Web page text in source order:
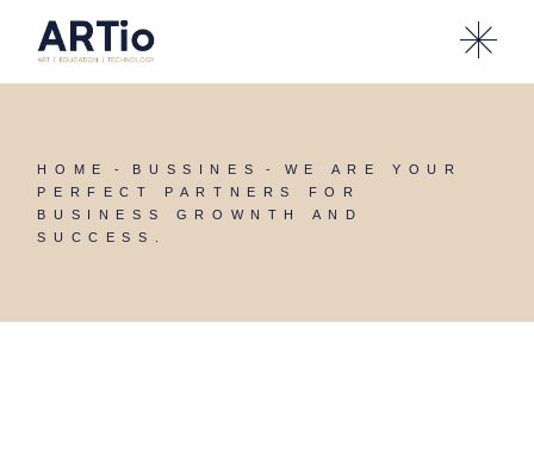
HOME BUSSINES
WE ARE YOUR
PERFECT PARTNERS FOR
BUSINESS GROWNTH AND
SUCCESS.